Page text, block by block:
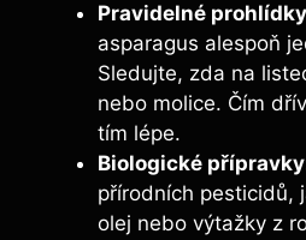
Pravidelné
asparagus alespoň
Sledujte, zda na
nebo molice. Čím
tím lépe.
Biologické
přírodních pesticidů,
olej nebo výtažky z